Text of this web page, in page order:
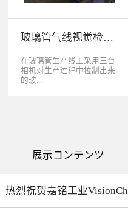
玻璃管气线视觉检测系统
在玻璃管生产线上采用三台
相机对生产过程中拉制出来
的玻...
产速度最快是每分钟150
米。展示コンテンツ